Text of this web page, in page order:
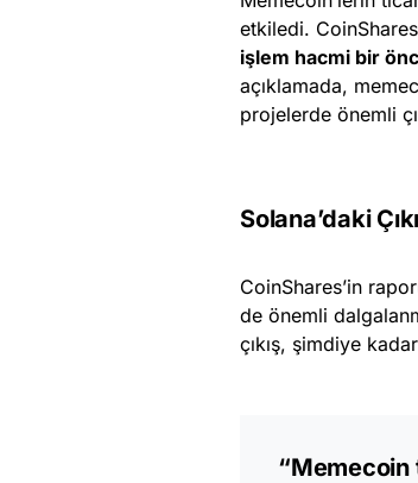
etkiledi.
işlem hacmi bir
açıklamada,
projelerde önemli
Solana’daki
CoinShares’in
de önemli
çıkış, şimdiye
“Memecoin